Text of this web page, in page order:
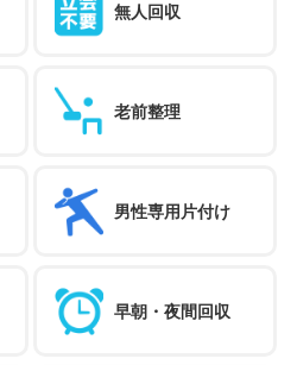
無人回収
老前整理
男性専用片付け
早朝・夜間回収